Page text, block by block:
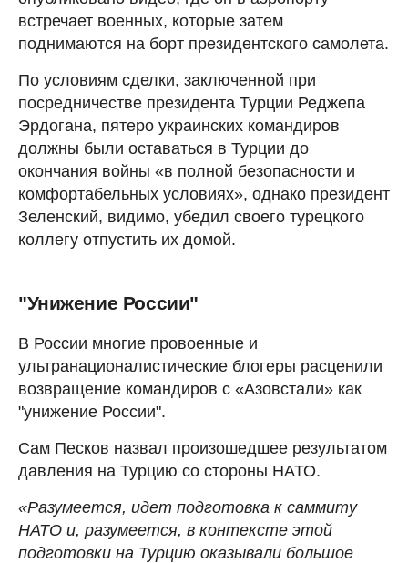
встречает военных, которые затем
поднимаются на борт президентского самолета.
По условиям сделки, заключенной при
посредничестве президента Турции Реджепа
Эрдогана, пятеро украинских командиров
должны были оставаться в Турции до
окончания войны «в полной безопасности и
комфортабельных условиях», однако президент
Зеленский, видимо, убедил своего турецкого
коллегу отпустить их домой.
"Унижение России"
В России многие провоенные и
ультранационалистические блогеры расценили
возвращение командиров с «Азовстали» как
"унижение России".
Сам Песков назвал произошедшее результатом
давления на Турцию со стороны НАТО.
«Разумеется, идет подготовка к саммиту
НАТО и, разумеется, в контексте этой
подготовки на Турцию оказывали большое